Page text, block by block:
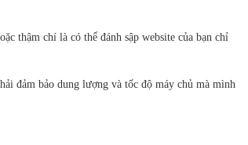
thậm chí là có thể đánh sập website của bạn chỉ
đảm bảo dung lượng và tốc độ máy chủ mà mình